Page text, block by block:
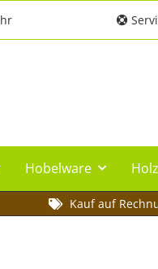
Hobelware
Kauf auf